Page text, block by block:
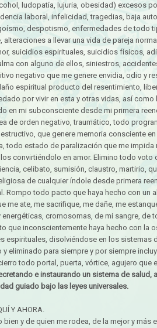
ludopatía, lujuria, obesidad) excesos
laboral, infelicidad, tragedias, baja
despotismo, enfermedades de todo
alteraciones a llevar una vida de pareja
suicidios espirituales, suicidios físicos,
con alguno de ellos, siniestros,
negativo que me genere envidia, odio y
espiritual producto del resentimiento,
por vivir en esta y otras vidas, así
en mi subconsciente desde mi primera
de orden negativo, traumático, todo
que genere memoria consciente
todo estado de paralización que me
convirtiéndolo en amor. Elimino todo
celibato, sumisión, claustro, martirio,
de cualquier índole desde primera
Rompo todo pacto que haya hecho con un
me ate, me sacrifique, me dañe, me
cromosomas, de mi sangre, de
que inconscientemente haya hecho con la
espirituales, disolviéndose en los sistemas
y eliminado para siempre y por siempre
todo portal, puerta, vórtice, agujero que
e instaurando un sistema de
guiado bajo las leyes universales.
Y AHORA.
bien y de quien me rodea, de la mejor y más